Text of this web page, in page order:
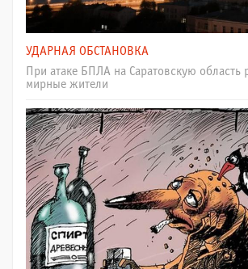
УДАРНАЯ ОБСТАНОВКА
При атаке БПЛА на Саратовскую область
мирные жители